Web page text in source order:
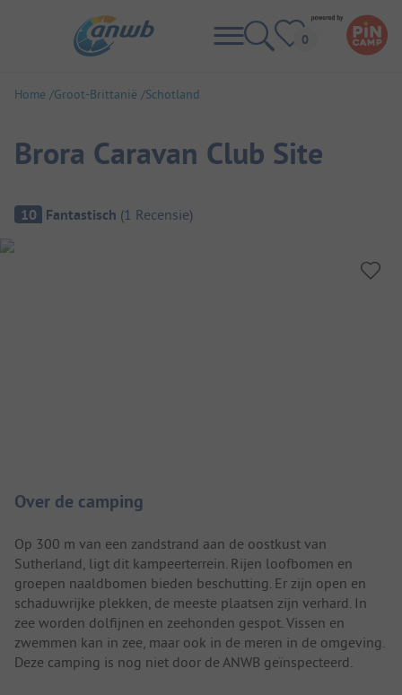
Home Groot-Brittanië Schotland
Brora Caravan Club Site
Camping overzicht
10 Fantastisch (1 Recensie)
Over de camping
Op 300 m van een zandstrand aan de oostkust van
Sutherland, ligt dit kampeerterrein. Rijen loofbomen en
groepen naaldbomen bieden beschutting. Er zijn open en
schaduwrijke plekken, de meeste plaatsen zijn verhard. In
zee worden dolfijnen en zeehonden gespot. Vissen en
zwemmen kan in zee, maar ook in de meren in de omgeving.
Deze camping is nog niet door de ANWB geïnspecteerd.